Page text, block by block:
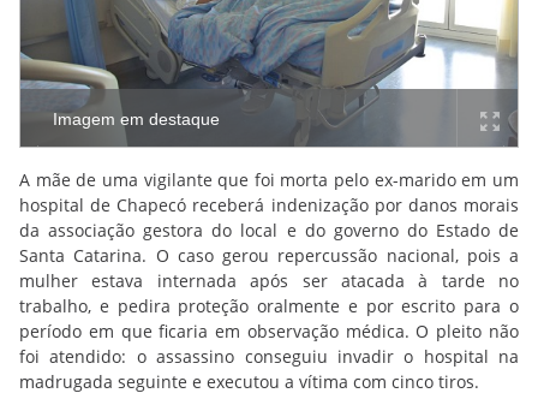
Imagem em destaque
A mãe de uma vigilante que foi morta pelo ex-marido em um
hospital de Chapecó receberá indenização por danos morais
da associação gestora do local e do governo do Estado de
Santa Catarina. O caso gerou repercussão nacional, pois a
mulher estava internada após ser atacada à tarde no
trabalho, e pedira proteção oralmente e por escrito para o
período em que ficaria em observação médica. O pleito não
foi atendido: o assassino conseguiu invadir o hospital na
madrugada seguinte e executou a vítima com cinco tiros.